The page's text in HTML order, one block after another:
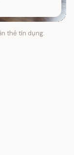
thẻ tín dụng.